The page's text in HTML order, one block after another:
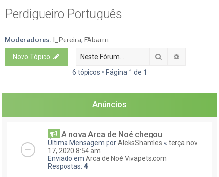
r
Perdigueiro Português
Moderadores: I_Pereira, FAbarm
Novo Tópico Pesquisar
6 tópicos • Página 1 de 1
Anúncios
A nova Arca de Noé chegou
Última Mensagem porAleksShamles « terça nov
17, 2020 8:54 am
Enviado em Arca de Noé Vivapets.com
Respostas: 4